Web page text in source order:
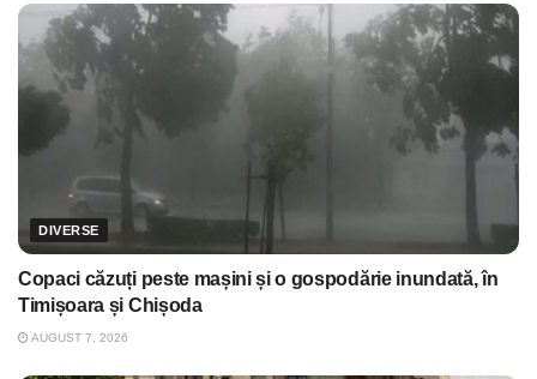
DIVERSE
Copaci căzuți peste mașini și o gospodărie inundată, în
Timișoara și Chișoda
AUGUST 7, 2026